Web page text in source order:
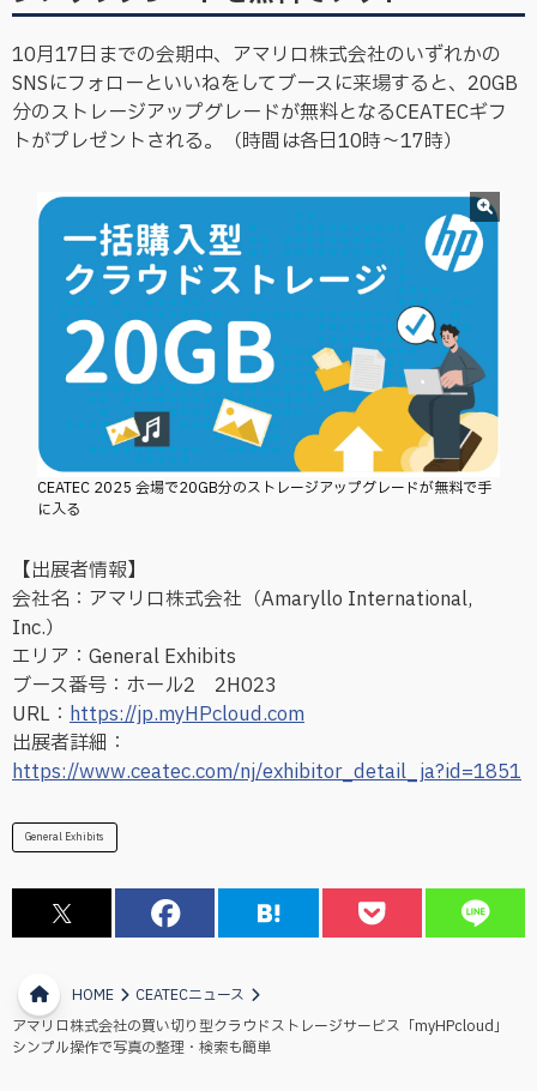
10月17日までの会期中、アマリロ株式会社のいずれかの
SNSにフォローといいねをしてブースに来場すると、20GB
分のストレージアップグレードが無料となるCEATECギフ
トがプレゼントされる。（時間は各日10時～17時）
CEATEC 2025 会場で20GB分のストレージアップグレードが無料で手
に入る
【出展者情報】
会社名：アマリロ株式会社（Amaryllo International,
Inc.）
エリア：General Exhibits
ブース番号：ホール2 2H023
URL： https://jp.myHPcloud.com
出展者詳細：
https://www.ceatec.com/nj/exhibitor_detail_ja?id=1851
General Exhibits
HOME
CEATECニュース
アマリロ株式会社の買い切り型クラウドストレージサービス「myHPcloud」
シンプル操作で写真の整理・検索も簡単